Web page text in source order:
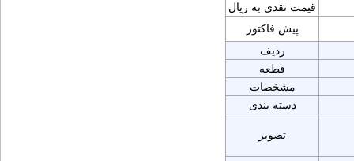
قیمت نقدی به ریال
پیش فاکتور
ردیف
قطعه
مشخصات
دسته بندی
تصویر